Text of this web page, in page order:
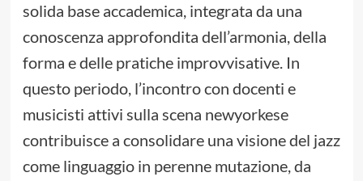
solida base accademica, integrata da una
conoscenza approfondita dell’armonia, della
forma e delle pratiche improvvisative. In
questo periodo, l’incontro con docenti e
musicisti attivi sulla scena newyorkese
contribuisce a consolidare una visione del jazz
come linguaggio in perenne mutazione, da